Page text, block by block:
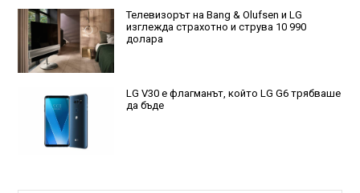
Телевизорът на Bang & Olufsen и LG
изглежда страхотно и струва 10 990
долара
LG V30 е флагманът, който LG G6 трябваше
да бъде